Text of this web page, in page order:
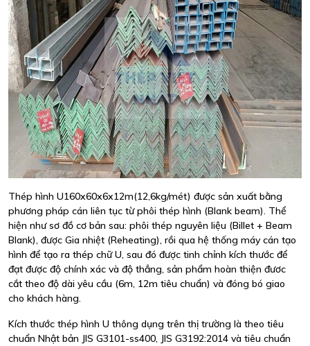
Thép hình U160x60x6x12m(12,6kg/mét) được sản xuất bằng
phương pháp cán liên tục từ phôi thép hình (Blank beam). Thể
hiện như sơ đồ cơ bản sau: phôi thép nguyên liệu (Billet + Beam
Blank), được Gia nhiệt (Reheating), rồi qua hệ thống máy cán tạo
hình để tạo ra thép chữ U, sau đó được tinh chỉnh kích thước để
đạt được độ chính xác và độ thẳng, sản phẩm hoàn thiện đươc
cắt theo độ dài yêu cầu (6m, 12m tiêu chuẩn) và đóng bó giao
cho khách hàng.
Kích thước thép hình U thông dụng trên thị trường là theo tiêu
chuẩn Nhật bản JIS G3101-ss400, JIS G3192:2014 và tiêu chuẩn